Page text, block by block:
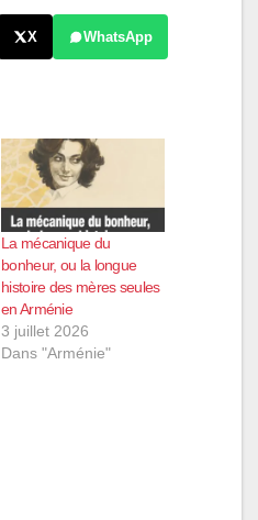
X WhatsApp
La mécanique du
bonheur, ou la longue
histoire des mères seules
en Arménie
3 juillet 2026
Dans "Arménie"